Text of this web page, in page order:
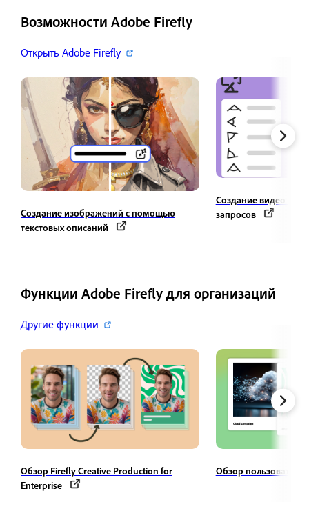
Возможности Adobe Firefly
Открыть Adobe Firefly
Создание изображений с помощью
текстовых описаний
Создание видео с
запросов
Функции Adobe Firefly для организаций
Другие функции
Обзор Firefly Creative Production for
Enterprise
Обзор